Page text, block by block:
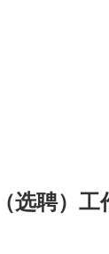
选聘）工